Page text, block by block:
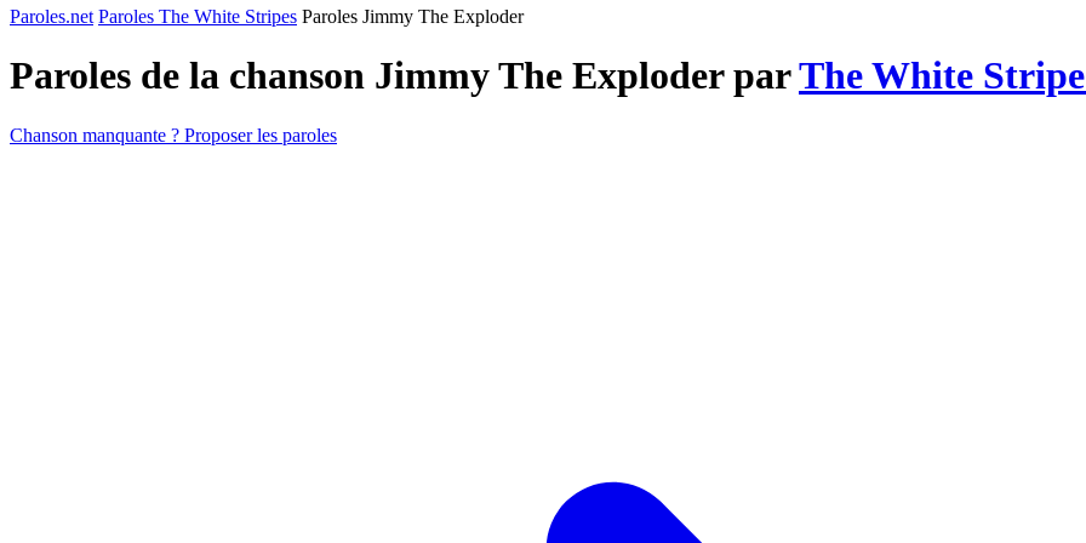
Paroles.net Paroles The White Stripes Paroles Jimmy The Exploder
Paroles de la chanson Jimmy The Exploder parThe White
Chanson manquante ? Proposer les paroles